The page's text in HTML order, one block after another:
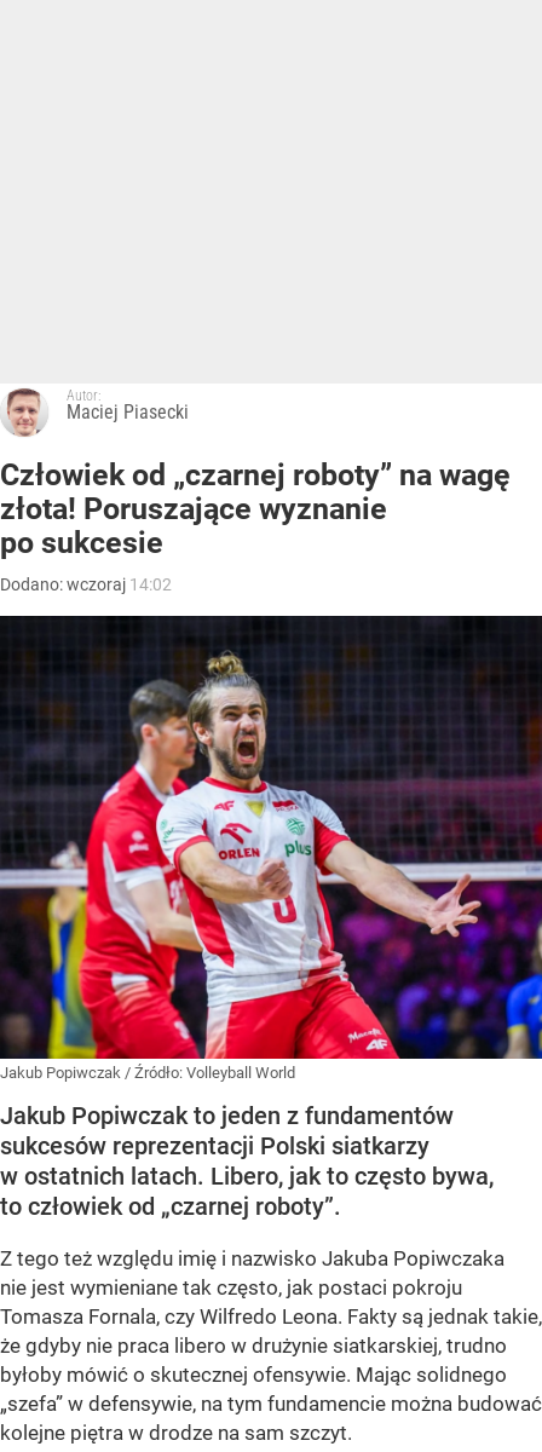
Autor:
Maciej Piasecki
Człowiek od „czarnej roboty” na wagę
złota! Poruszające wyznanie
po sukcesie
Dodano:wczoraj 14:02
Jakub Popiwczak / Źródło: Volleyball World
Jakub Popiwczak to jeden z fundamentów
sukcesów reprezentacji Polski siatkarzy
w ostatnich latach. Libero, jak to często bywa,
to człowiek od „czarnej roboty”.
Z tego też względu imię i nazwisko Jakuba Popiwczaka
nie jest wymieniane tak często, jak postaci pokroju
Tomasza Fornala, czy Wilfredo Leona. Fakty są jednak takie,
że gdyby nie praca libero w drużynie siatkarskiej, trudno
byłoby mówić o skutecznej ofensywie. Mając solidnego
„szefa” w defensywie, na tym fundamencie można budować
kolejne piętra w drodze na sam szczyt.